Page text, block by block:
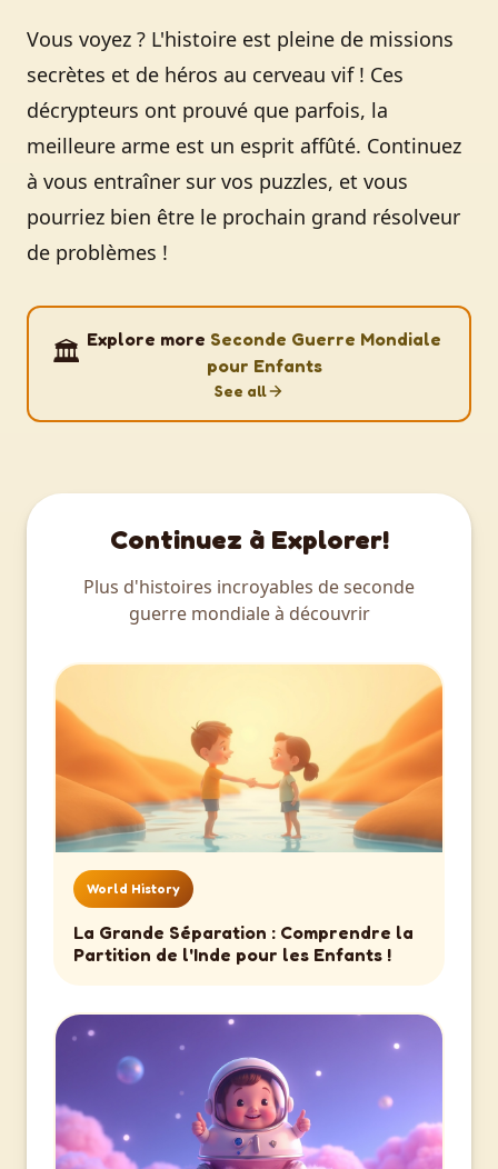
Vous voyez ? L'histoire est pleine de missions
secrètes et de héros au cerveau vif ! Ces
décrypteurs ont prouvé que parfois, la
meilleure arme est un esprit affûté. Continuez
à vous entraîner sur vos puzzles, et vous
pourriez bien être le prochain grand résolveur
de problèmes !
🏛️ Explore more Seconde Guerre Mondiale
pour Enfants
See all
Continuez à Explorer!
Plus d'histoires incroyables de seconde
guerre mondiale à découvrir
World History
La Grande Séparation : Comprendre la
Partition de l'Inde pour les Enfants !